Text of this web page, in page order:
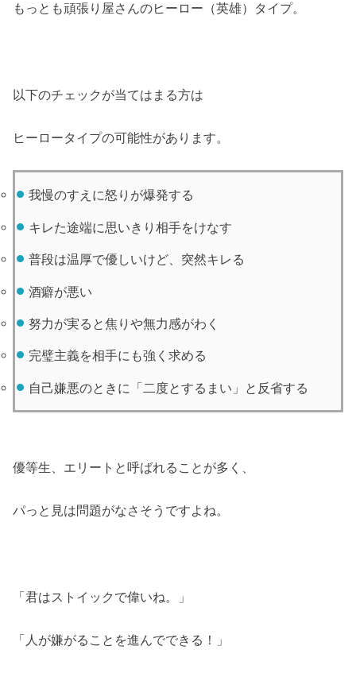
もっとも頑張り屋さんのヒーロー（英雄）タイプ。
以下のチェックが当てはまる方は
ヒーロータイプの可能性があります。
我慢のすえに怒りが爆発する
キレた途端に思いきり相手をけなす
普段は温厚で優しいけど、突然キレる
酒癖が悪い
努力が実ると焦りや無力感がわく
完璧主義を相手にも強く求める
自己嫌悪のときに「二度とするまい」と反省する
優等生、エリートと呼ばれることが多く、
パっと見は問題がなさそうですよね。
「君はストイックで偉いね。」
「人が嫌がることを進んでできる！」